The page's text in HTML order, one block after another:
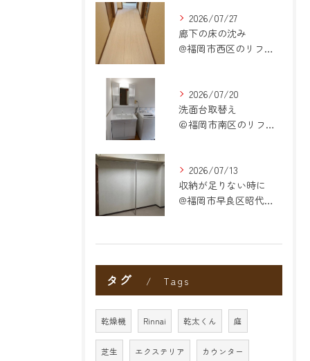
2026/07/27
廊下の床の沈み
@福岡市西区のリフォーム
2026/07/20
洗面台取替え
＠福岡市南区のリフォーム
2026/07/13
収納が足りない時に
@福岡市早良区昭代のリフォーム
タグ Tags
乾燥機 Rinnai 乾太くん 庭
芝生 エクステリア カウンター